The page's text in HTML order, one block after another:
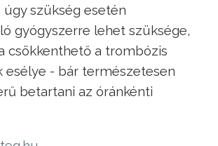
szükség esetén
gyógyszerre lehet szüksége,
csökkenthető a trombózis
esélye - bár természetesen
betartani az óránkénti